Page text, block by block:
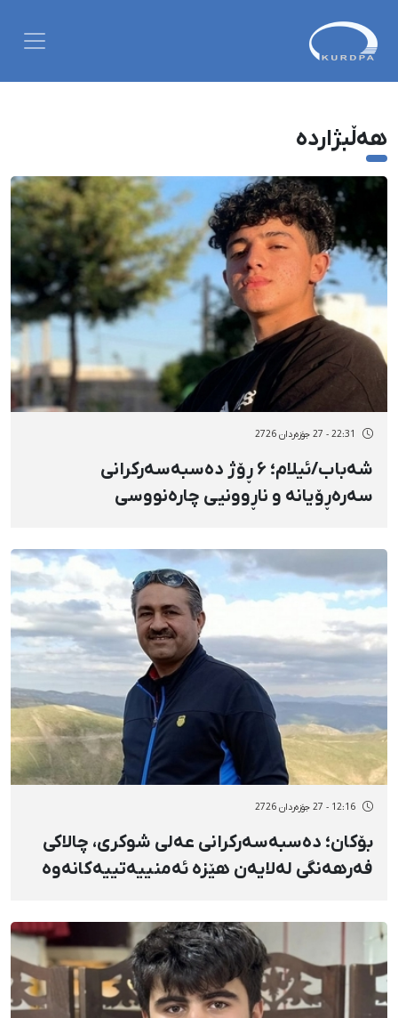
هەڵبژاردە
22:31 - 27 جۆزەردان 2726
شەباب/ئیلام؛ ۶ ڕۆژ دەسبەسەرکرانی
سەرەڕۆیانە و ناڕوونیی چارەنووسی
12:16 - 27 جۆزەردان 2726
بۆکان؛ دەسبەسەرکرانی عەلی شوکری، چالاکی
فەرهەنگی لەلایەن هێزە ئەمنییەتییەکانەوە